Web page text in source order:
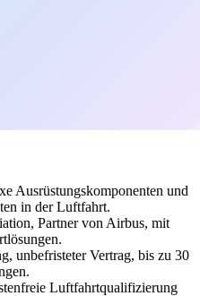
Ausrüstungskomponenten und
in der Luftfahrt.
Partner von Airbus, mit
unbefristeter Vertrag, bis zu 30
Luftfahrtqualifizierung